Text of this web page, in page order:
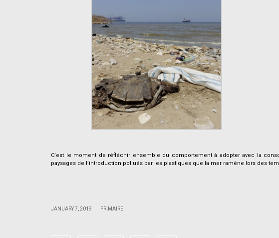
C’est le moment de réfléchir ensemble du comportement à adopter avec la
paysages de l’introduction pollués par les plastiques que la mer ramène lors des
JANUARY 7, 2019 PRIMAIRE